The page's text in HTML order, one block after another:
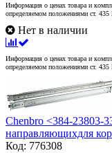
Информация о ценах товара и
определяемом положениями ст.
Нет в наличии
Информация о ценах товара и
определяемом положениями ст.
Chenbro <384-23803-
направляющихдля
Код: 776308